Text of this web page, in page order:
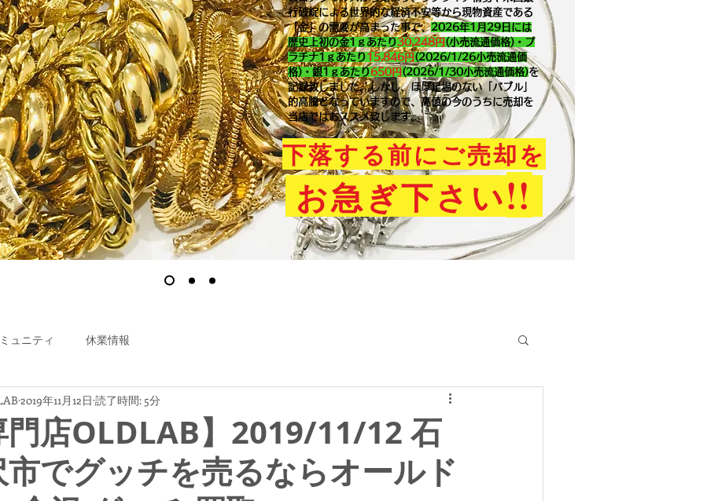
行破綻による世界的な経済不安等から現物資産である
「金」の需要が高まった事で、2026年1月29 日には
歴史上初の金1ｇあたり30,248円 (小売流通価格)・プ
ラチナ1ｇあたり 15,846 円 (2026/1/26小売流通価
格)・銀1ｇあたり 650 円 (2026/1/30小売流通価格)を
記録致しました。​しかし、ほぼ足場のない「バブル」
的高騰となっていますので、高値の今のうちに売却を
当店ではおススメ致します。
下落する前にご売却を
お急ぎ下さい!!
ュニティ 休業情報
門店OLDLAB】2019/11/12 石
でグッチを売るならオールド
2019年11月12日 読了時間: 5分